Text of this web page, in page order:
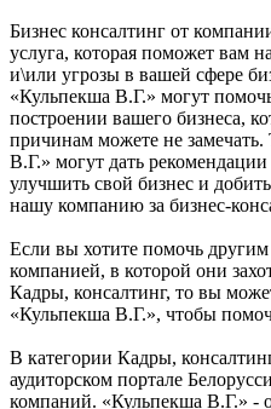
Бизнес консалтинг от
услуга, которая поможет вам
и\или угрозы в вашей сфере
«Кульпекша В.Г.» могут
построении вашего бизнеса,
причинам можете не
В.Г.» могут дать
улучшить свой бизнес и
нашу компанию за бизнес-
Если вы хотите помочь другим
компанией, в которой они
Кадры, консалтинг, то вы
«Кульпекша В.Г.», чтобы
В категории Кадры,
аудиторском портале
компаний. «Кульпекша В.Г.» -